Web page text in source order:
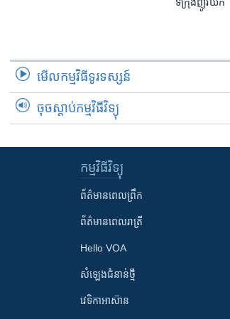
មើល​កម្មវិធី​ទូរទស្សន៍
ចុចស្តាប់កម្មវិធីវិទ្យុ
កម្មវិធី​វិទ្យុ
ព័ត៌មាន​ពេល​ព្រឹក
ព័ត៌មាន​​ពេល​រាត្រី
Hello VOA
សំឡេង​ជំនាន់​ថ្មី
វេទិកា​អាស៊ាន